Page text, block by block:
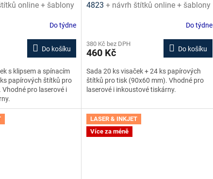
online + šablony
Do týdne
Do košíku
s klipsem a spínacím
papírových štítků pro
pro laserové i
4823 + návrh štítků online + šablony
Do týdne
380 Kč bez DPH
460 Kč Do košíku
Sada 20 ks visaček + 24 ks papírových
štítků pro tisk (90x60 mm). Vhodné pro
laserové i inkoustové tiskárny.
LASER & INKJET
Více za méně